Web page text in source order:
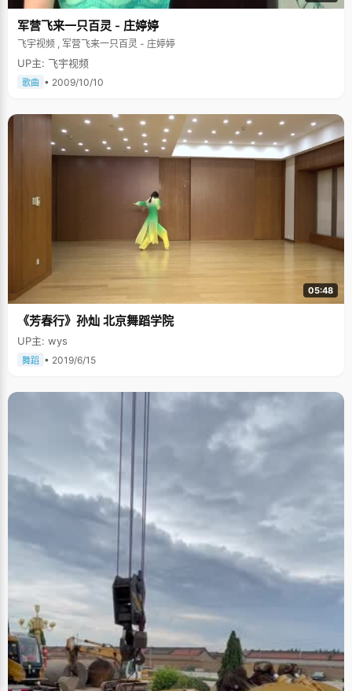
军营飞来一只百灵 - 庄婷婷
飞宇视频 , 军营飞来一只百灵 - 庄婷婷
UP主: 飞宇视频
歌曲 • 2009/10/10
05:48
《芳春行》孙灿 北京舞蹈学院
UP主: wys
舞蹈 • 2019/6/15